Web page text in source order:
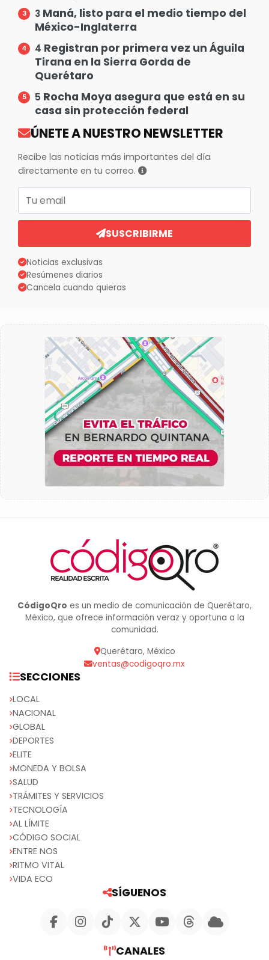
3 Maná, listo para el medio tiempo del
México-Inglaterra
4 Registran por primera vez un Águila
Tirana en la Sierra Gorda de
Querétaro
5 Rocha Moya asegura que está en su
casa sin protección federal
ÚNETE A NUESTRO NEWSLETTER
Recibe las noticias más importantes del día
directamente en tu correo.
Correo electrónico
SUSCRIBIRME
Noticias exclusivas
Resúmenes diarios
Cancela cuando quieras
CódigoQro es un medio de comunicación de Querétaro,
México, que ofrece información veraz y oportuna a la
comunidad.
Querétaro, México
ventas@codigoqro.mx
SECCIONES
LOCAL
NACIONAL
GLOBAL
DEPORTES
ELITE
MONEDA Y BOLSA
SALUD
TRÁMITES Y SERVICIOS
TECNOLOGÍA
AL LÍMITE
CÓDIGO SOCIAL
ENTRE NOS
RITMO VITAL
VIDA ECO
SÍGUENOS
CANALES